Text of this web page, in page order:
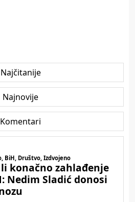
Najčitanije
Najnovije
Komentari